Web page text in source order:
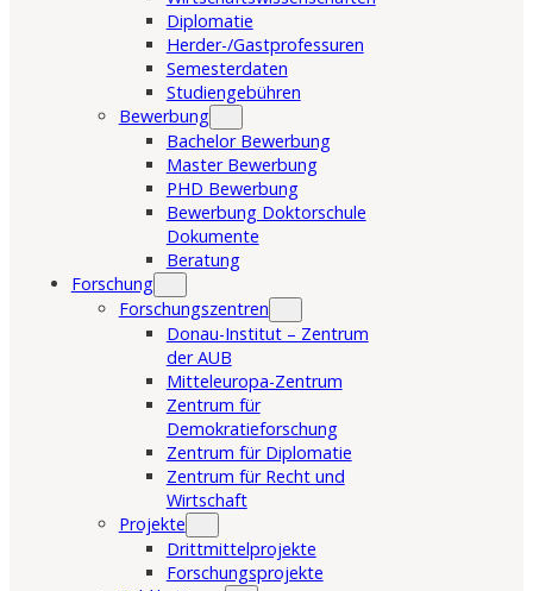
Diplomatie
Herder-/Gastprofessuren
Semesterdaten
Studiengebühren
Bewerbung
Bachelor Bewerbung
Master Bewerbung
PHD Bewerbung
Bewerbung Doktorschule
Dokumente
Beratung
Forschung
Forschungszentren
Donau-Institut – Zentrum
der AUB
Mitteleuropa-Zentrum
Zentrum für
Demokratieforschung
Zentrum für Diplomatie
Zentrum für Recht und
Wirtschaft
Projekte
Drittmittelprojekte
Forschungsprojekte